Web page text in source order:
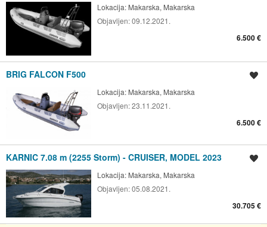
Lokacija: Makarska, Makarska
Objavljen:09.12.2021.
6.500 €
BRIG FALCON F500
Lokacija: Makarska, Makarska
Objavljen:23.11.2021.
6.500 €
KARNIC 7.08 m (2255 Storm) - CRUISER, MODEL 2023
Lokacija: Makarska, Makarska
Objavljen:05.08.2021.
30.705 €